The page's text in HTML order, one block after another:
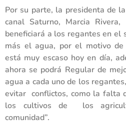
Por su parte, la presidenta de
canal Saturno, Marcia
beneficiará a los regantes en el
más el agua, por el motivo
está muy escaso hoy en día,
ahora se podrá Regular de
agua a cada uno de los
evitar conflictos, como la falta
los cultivos de los
comunidad”.